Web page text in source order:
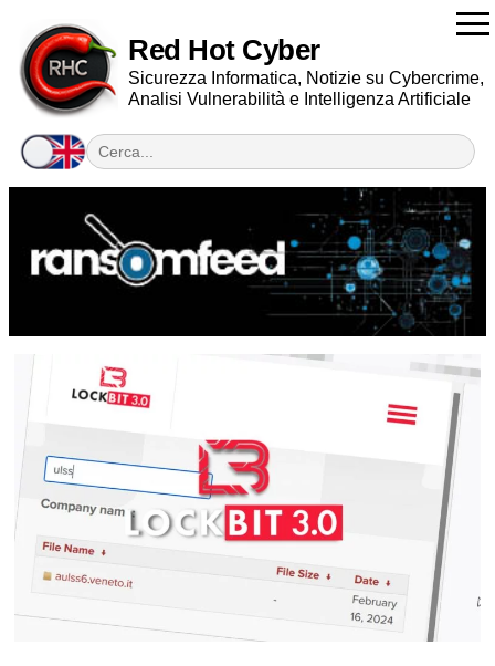
Red Hot Cyber
Sicurezza Informatica, Notizie su Cybercrime,
Analisi Vulnerabilità e Intelligenza Artificiale